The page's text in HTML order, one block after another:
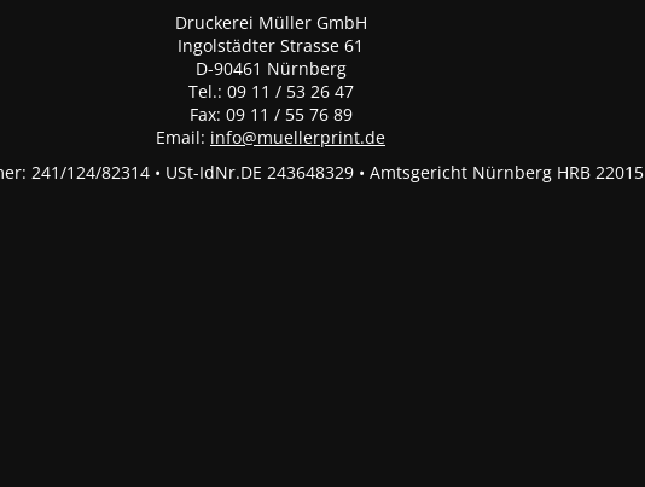
Druckerei Müller GmbH
Ingolstädter Strasse 61
D-90461 Nürnberg
Tel.: 09 11 / 53 26 47
Fax: 09 11 / 55 76 89
Email: info@muellerprint.de
241/124/82314 • USt-IdNr.DE 243648329 • Amtsgericht Nürnberg HRB 22015